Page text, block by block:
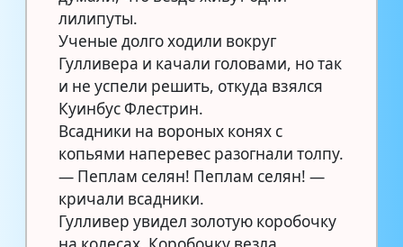
лилипуты.
Ученые долго ходили вокруг
Гулливера и качали головами, но так
и не успели решить, откуда взялся
Куинбус Флестрин.
Всадники на вороных конях с
копьями наперевес разогнали толпу.
— Пеплам селян! Пеплам селян! —
кричали всадники.
Гулливер увидел золотую коробочку